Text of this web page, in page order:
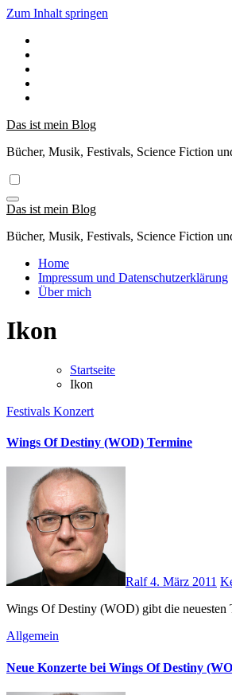
Zum Inhalt springen
Das ist mein Blog
Bücher, Musik, Festivals, Science Fiction
Das ist mein Blog
Bücher, Musik, Festivals, Science Fiction
Home
Impressum und Datenschutzerklärung
Über mich
Ikon
Startseite
Ikon
Festivals Konzert
Wings Of Destiny (WOD) Termine
Ralf4. März 2011
Wings Of Destiny (WOD) gibt die
Allgemein
Neue Konzerte bei Wings Of Destiny